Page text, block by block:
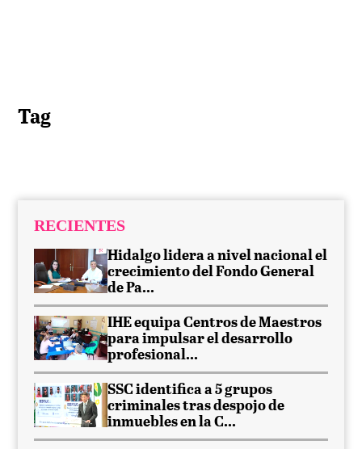
Tag
RECIENTES
Hidalgo lidera a nivel nacional el
crecimiento del Fondo General
de Pa...
IHE equipa Centros de Maestros
para impulsar el desarrollo
profesional...
SSC identifica a 5 grupos
criminales tras despojo de
inmuebles en la C...